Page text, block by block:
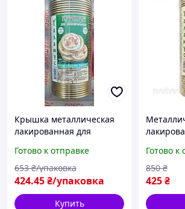
Крышка металлическая
лакированная для
Таламус 50 шт.
Готово к отправке
424.45₴/упаковка
653 ₴/упаковка
Купить
Таламус
банок
Готово к
425₴
850 ₴